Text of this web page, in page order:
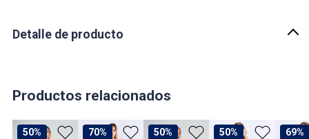
Detalle de producto
hombreras derek
COLOMBIA
Productos relacionados
50% 70% 50% 50% 69%